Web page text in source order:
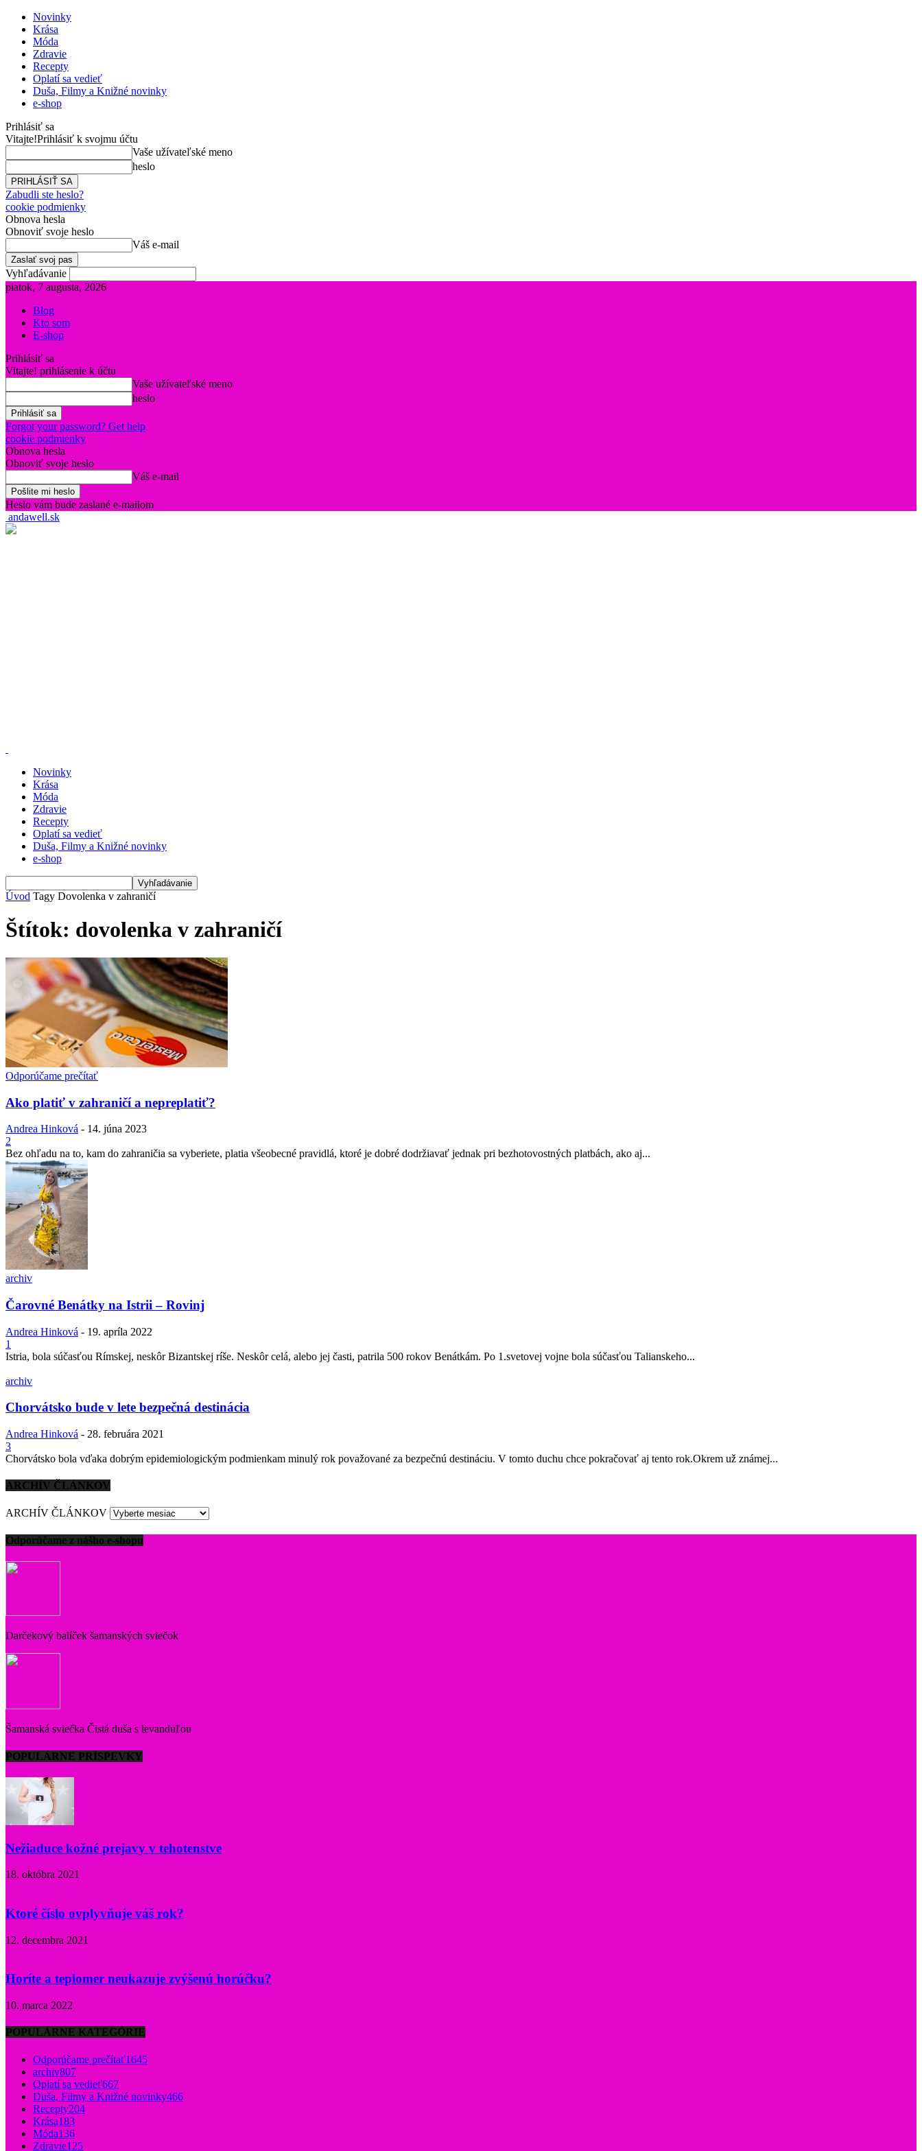
Novinky
Krása
Móda
Zdravie
Recepty
Oplatí sa vedieť
Duša, Filmy a Knižné novinky
e-shop
Prihlásiť sa
Vitajte!Prihlásiť k svojmu účtu
Vaše užívateľské meno
heslo
Zabudli ste heslo?
cookie podmienky
Obnova hesla
Obnoviť svoje heslo
Váš e-mail
Vyhľadávanie
piatok, 7 augusta, 2026
Blog
Kto som
E-shop
Prihlásiť sa
Vitajte! prihlásenie k účtu
Vaše užívateľské meno
heslo
Forgot your password? Get help
cookie podmienky
Obnova hesla
Obnoviť svoje heslo
Váš e-mail
Heslo vám bude zaslané e-mailom
andawell.sk
Novinky
Krása
Móda
Zdravie
Recepty
Oplatí sa vedieť
Duša, Filmy a Knižné novinky
e-shop
Úvod Tagy Dovolenka v zahraničí
Štítok: dovolenka v zahraničí
Odporúčame prečítať
Ako platiť v zahraničí a nepreplatiť?
Andrea Hinková - 14. júna 2023
2
Bez ohľadu na to, kam do zahraničia sa vyberiete, platia všeobecné pravidlá, ktoré je dobré dodržiavať jednak pri bezhotovostných platbách, ako aj...
archiv
Čarovné Benátky na Istrii – Rovinj
Andrea Hinková - 19. apríla 2022
1
Istria, bola súčasťou Rímskej, neskôr Bizantskej ríše. Neskôr celá, alebo jej časti, patrila 500 rokov Benátkám. Po 1.svetovej vojne bola súčasťou Talianskeho...
archiv
Chorvátsko bude v lete bezpečná destinácia
Andrea Hinková - 28. februára 2021
3
Chorvátsko bola vďaka dobrým epidemiologickým podmienkam minulý rok považované za bezpečnú destináciu. V tomto duchu chce pokračovať aj tento rok.Okrem už známej...
ARCHÍV ČLÁNKOV
ARCHÍV ČLÁNKOV
Odporúčame z nášho e-shopu
Darčekový balíček šamanských sviečok
Šamanská sviečka Čistá duša s levanduľou
POPULÁRNE PRÍSPEVKY
Nežiaduce kožné prejavy v tehotenstve
18. októbra 2021
Ktoré číslo ovplyvňuje váš rok?
12. decembra 2021
Horíte a teplomer neukazuje zvýšenú horúčku?
10. marca 2022
POPULÁRNE KATEGÓRIE
Odporúčame prečítať1645
archiv807
Oplatí sa vedieť667
Duša, Filmy a Knižné novinky466
Recepty204
Krása183
Móda136
Zdravie125